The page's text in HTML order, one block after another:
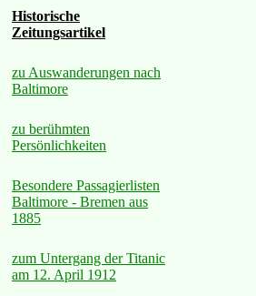
Historische
Zeitungsartikel
zu Auswanderungen nach
Baltimore
zu berühmten
Persönlichkeiten
Besondere Passagierlisten
Baltimore - Bremen aus
1885
zum Untergang der Titanic
am 12. April 1912